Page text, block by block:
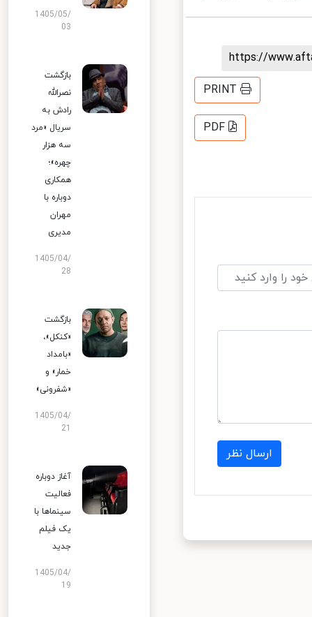
https://
PRINT
PDF
ارسال نظر
1405/05/
03
بازگشت
نصرالله
رادش به
سریال «مرد
سه هزار
چهره»؛
همکاری
دوباره با
مهران
مدیری
1405/04/
28
بازگشت
«کنکل»،
«بامداد
خمار» و
«شفرونی»
1405/04/
آغاز دوباره
فعالیت
سینماها با
یک فیلم
جدید
1405/04/
19